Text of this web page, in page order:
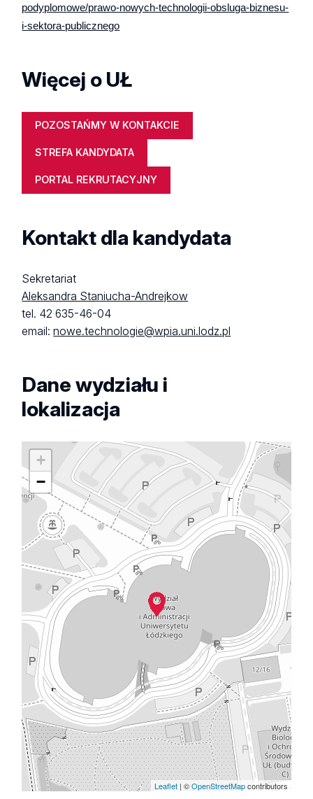
podyplomowe/prawo-nowych-technologii-obsluga-biznesu-
i-sektora-publicznego
Więcej o UŁ
POZOSTAŃMY W KONTAKCIE
STREFA KANDYDATA
PORTAL REKRUTACYJNY
Kontakt dla kandydata
Sekretariat
Aleksandra Staniucha-Andrejkow
tel. 42 635-46-04
email:nowe.technologie@wpia.uni.lodz.pl
Dane wydziału i
lokalizacja
+
−
Leaflet| ©OpenStreetMapcontributors